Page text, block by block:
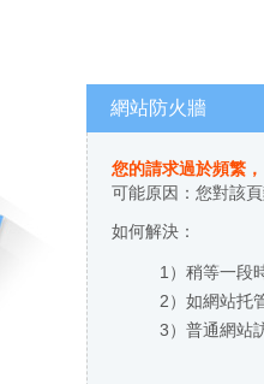
網站防火牆
您的請求過於頻繁
可能原因：您對
如何解決：
1）稍等一段時
2）如網站托管
3）普通網站訪